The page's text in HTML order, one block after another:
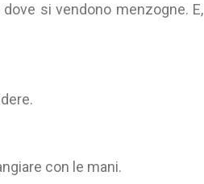
si vendono menzogne. E,
con le mani.